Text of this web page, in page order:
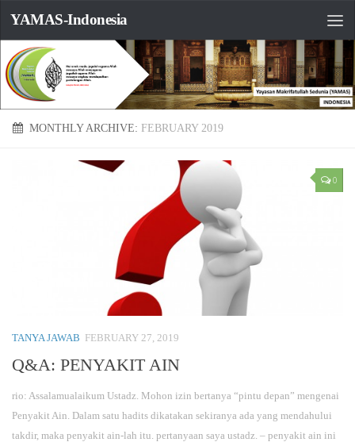
YAMAS-Indonesia
MONTHLY ARCHIVE: FEBRUARY 2019
0
TANYA JAWAB FEBRUARY 27, 2019
Q&A: PENYAKIT AIN
rio: Assalamualaikum Ustadz. Mohon izin bertanya “pintu depan” mengenai
Penyakit Ain. Dalam satu hadits dikatakan sekiranya ada yang mendahului
takdir, maka penyakit ain-lah itu. pertanyaan saya ustadz. – penyakit ain ini